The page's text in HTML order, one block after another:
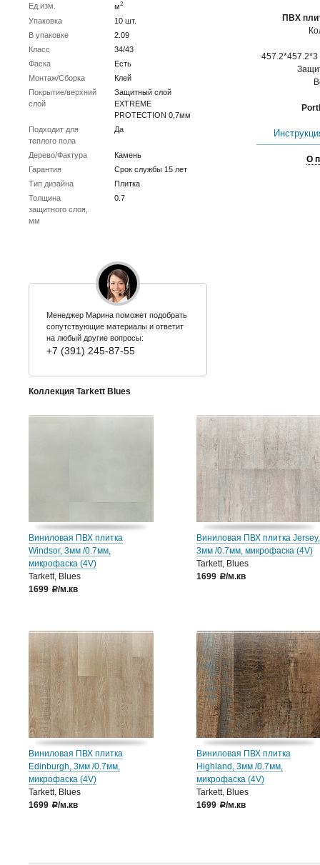
Ед.изм.
м2
Упаковка
10 шт.
В упаковке
2.09
Класс
34/43
Фаска
Есть
Монтаж/Сборка
Клей
Покрытие/верхний
слой
Защитный слой
EXTREME
PROTECTION 0,7мм
Подходит для
теплого пола
Да
Дерево/Фактура
Камень
Гарантия
Срок службы 15 лет
Тип дизайна
Плитка
Толщина
защитного слоя,
мм
0.7
ПВХ
457.2*457.2*3
О
Менеджер Марина поможет подобрать
сопутствующие материалы и ответит
на любый другие вопросы:
+7 (391) 245-87-55
Коллекция Tarkett Blues
Виниловая ПВХ плитка
Windsor, 3мм /0.7мм,
микрофаска (4V)
Tarkett, Blues
1699
a/м.кв
Виниловая ПВХ плитка Jersey,
3мм /0.7мм, микрофаска (4V)
Tarkett, Blues
1699
a/м.кв
Виниловая ПВХ плитка
Edinburgh, 3мм /0.7мм,
микрофаска (4V)
Tarkett, Blues
1699
a/м.кв
Виниловая ПВХ плитка
Highland, 3мм /0.7мм,
микрофаска (4V)
Tarkett, Blues
1699
a/м.кв